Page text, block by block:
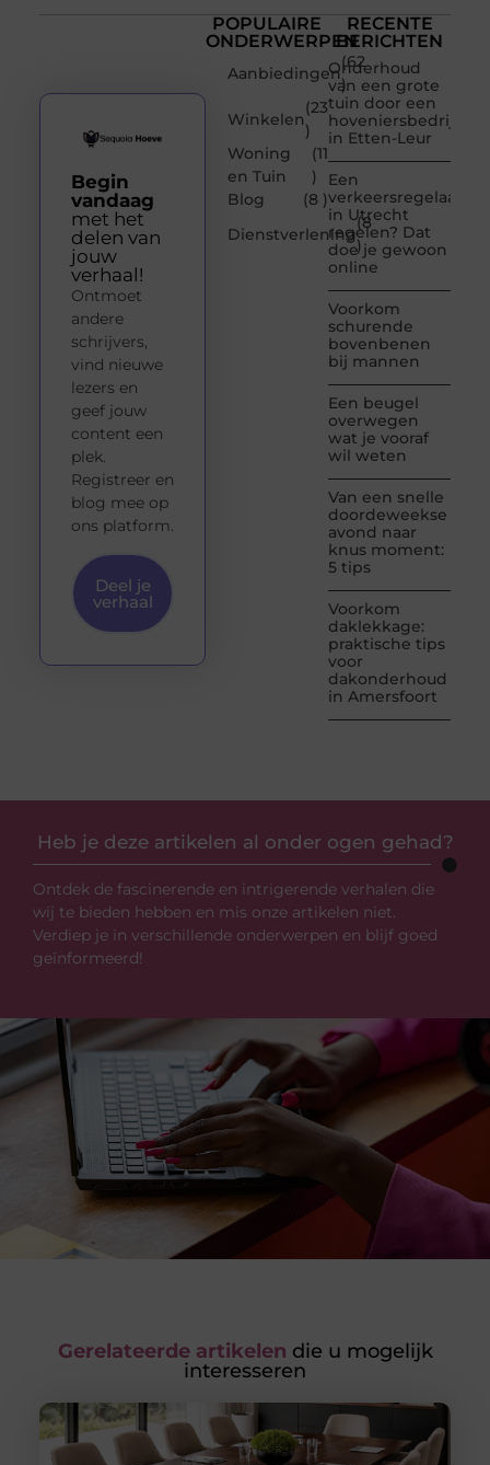
POPULAIRE
ONDERWERPEN
Aanbiedingen
(62
)
Winkelen
(23
)
Woning
en Tuin
(11
)
Blog
(8 )
Dienstverlening
(8
)
RECENTE
BERICHTEN
Onderhoud
van een grote
tuin door een
hoveniersbedrijf
in Etten-Leur
Een
verkeersregelaar
in Utrecht
regelen? Dat
doe je gewoon
online
Voorkom
schurende
bovenbenen
bij mannen
Een beugel
overwegen
wat je vooraf
wil weten
Van een snelle
doordeweekse
avond naar
knus moment:
5 tips
Voorkom
daklekkage:
praktische tips
voor
dakonderhoud
in Amersfoort
Begin
vandaag
met het
delen van
jouw
verhaal!
Ontmoet
andere
schrijvers,
vind nieuwe
lezers en
geef jouw
content een
plek.
Registreer en
blog mee op
ons platform.
Deel je
verhaal
Heb je deze artikelen al onder ogen gehad?
Ontdek de fascinerende en intrigerende verhalen die
wij te bieden hebben en mis onze artikelen niet.
Verdiep je in verschillende onderwerpen en blijf goed
geïnformeerd!
Gerelateerde artikelen die u mogelijk
interesseren